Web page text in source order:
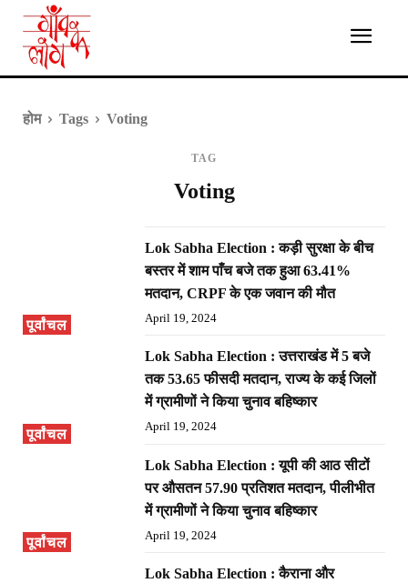
होम Tags Voting
TAG
Voting
पूर्वांचल
Lok Sabha Election : कड़ी सुरक्षा के बीच
बस्तर में शाम पाँच बजे तक हुआ 63.41%
मतदान, CRPF के एक जवान की मौत
April 19, 2024
पूर्वांचल
Lok Sabha Election : उत्तराखंड में 5 बजे
तक 53.65 फीसदी मतदान, राज्य के कई जिलों
में ग्रामीणों ने किया चुनाव बहिष्कार
April 19, 2024
पूर्वांचल
Lok Sabha Election : यूपी की आठ सीटों
पर औसतन 57.90 प्रतिशत मतदान, पीलीभीत
में ग्रामीणों ने किया चुनाव बहिष्कार
April 19, 2024
Lok Sabha Election : कैराना और